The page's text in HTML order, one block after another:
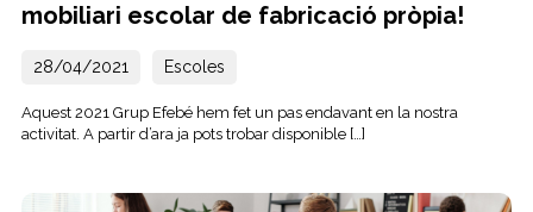
mobiliari escolar de fabricació pròpia!
28/04/2021 Escoles
Aquest 2021 Grup Efebé hem fet un pas endavant en la nostra
activitat. A partir d’ara ja pots trobar disponible […]